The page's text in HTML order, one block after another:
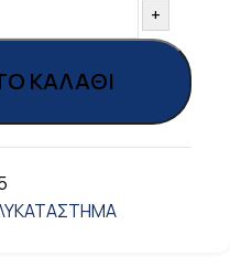
+
ΚΑΛΆΘΙ